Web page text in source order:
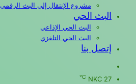
مشروع الإنتقال إلي البث الرقمي
البث الحي
البث الحي الإذاعي
البث الحي التلفزي
إتصل بنا
عن NKC 27
℃